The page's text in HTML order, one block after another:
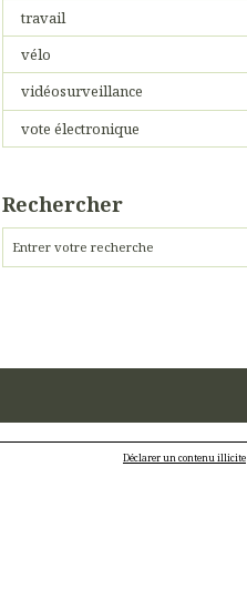
travail
vélo
vidéosurveillance
vote électronique
Rechercher
Déclarer un contenu illicite